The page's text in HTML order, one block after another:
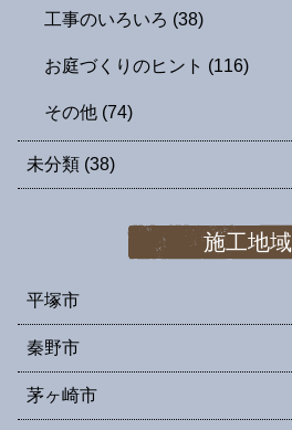
工事のいろいろ (38)
お庭づくりのヒント (116)
その他 (74)
未分類 (38)
施工地域
平塚市
秦野市
茅ヶ崎市